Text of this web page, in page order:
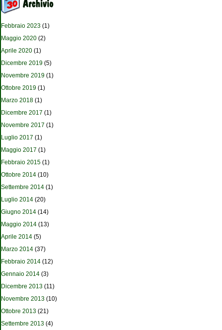
Febbraio 2023 (1)
Maggio 2020 (2)
Aprile 2020 (1)
Dicembre 2019 (5)
Novembre 2019 (1)
Ottobre 2019 (1)
Marzo 2018 (1)
Dicembre 2017 (1)
Novembre 2017 (1)
Luglio 2017 (1)
Maggio 2017 (1)
Febbraio 2015 (1)
Ottobre 2014 (10)
Settembre 2014 (1)
Luglio 2014 (20)
Giugno 2014 (14)
Maggio 2014 (13)
Aprile 2014 (5)
Marzo 2014 (37)
Febbraio 2014 (12)
Gennaio 2014 (3)
Dicembre 2013 (11)
Novembre 2013 (10)
Ottobre 2013 (21)
Settembre 2013 (4)